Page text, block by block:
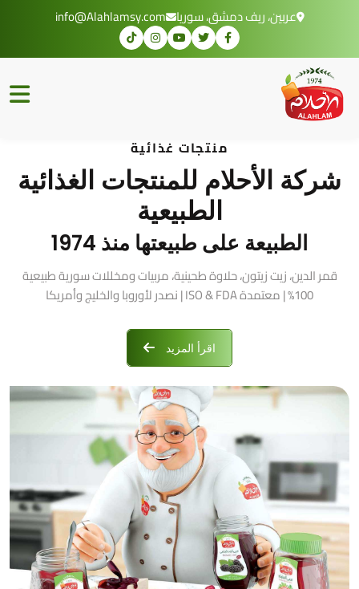
عربين، ريف دمشق، سوريا info@Alahlamsy.com
منتجات غذائية
شركة الأحلام للمنتجات الغذائية
الطبيعية
الطبيعة على طبيعتها منذ 1974
قمر الدين، زيت زيتون، حلاوة طحينية، مربيات ومخللات سورية طبيعية
100% | معتمدة ISO & FDA | نصدر لأوروبا والخليج وأمريكا
اقرأ المزيد